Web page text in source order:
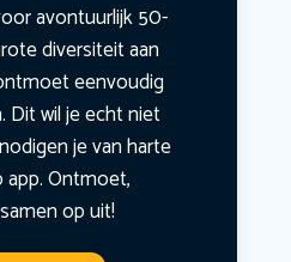
avontuurlijk 50-
diversiteit aan
eenvoudig
Dit wil je echt niet
je van harte
Ontmoet,
op uit!